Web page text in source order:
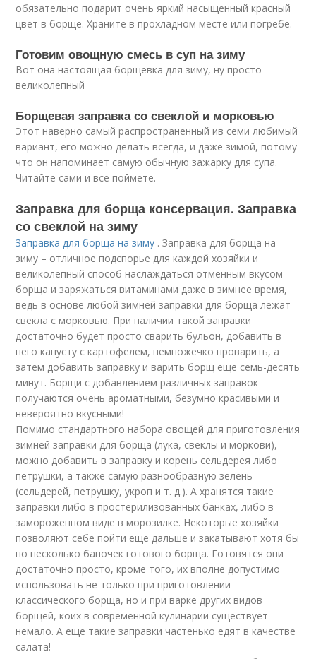
обязательно подарит очень яркий насыщенный красный
цвет в борще. Храните в прохладном месте или погребе.
Готовим овощную смесь в суп на зиму
Вот она настоящая борщевка для зиму, ну просто
великолепный
Борщевая заправка со свеклой и морковью
Этот наверно самый распространенный ив семи любимый
вариант, его можно делать всегда, и даже зимой, потому
что он напоминает самую обычную зажарку для супа.
Читайте сами и все поймете.
Заправка для борща консервация. Заправка
со свеклой на зиму
Заправка для борща на зиму . Заправка для борща на
зиму – отличное подспорье для каждой хозяйки и
великолепный способ наслаждаться отменным вкусом
борща и заряжаться витаминами даже в зимнее время,
ведь в основе любой зимней заправки для борща лежат
свекла с морковью. При наличии такой заправки
достаточно будет просто сварить бульон, добавить в
него капусту с картофелем, немножечко проварить, а
затем добавить заправку и варить борщ еще семь-десять
минут. Борщи с добавлением различных заправок
получаются очень ароматными, безумно красивыми и
невероятно вкусными!
Помимо стандартного набора овощей для приготовления
зимней заправки для борща (лука, свеклы и моркови),
можно добавить в заправку и корень сельдерея либо
петрушки, а также самую разнообразную зелень
(сельдерей, петрушку, укроп и т. д.). А хранятся такие
заправки либо в простерилизованных банках, либо в
замороженном виде в морозилке. Некоторые хозяйки
позволяют себе пойти еще дальше и закатывают хотя бы
по несколько баночек готового борща. Готовятся они
достаточно просто, кроме того, их вполне допустимо
использовать не только при приготовлении
классического борща, но и при варке других видов
борщей, коих в современной кулинарии существует
немало. А еще такие заправки частенько едят в качестве
салата!